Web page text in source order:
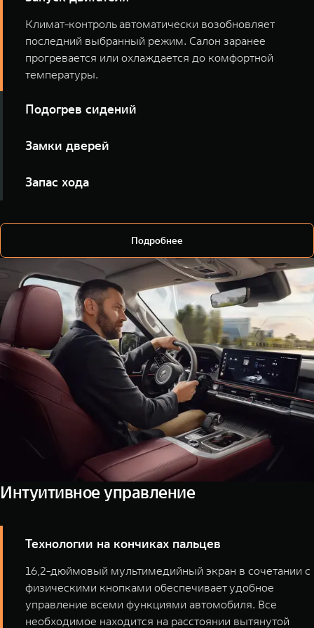
Климат-контроль автоматически возобновляет
последний выбранный режим. Салон заранее
прогревается или охлаждается до комфортной
температуры.
Подогрев сидений
мест голосом, ещё до выхода из дома.
Замки дверей
удалённо, не открывая приложение.
Запас хода
дальность поездки.
Подробнее
Интуитивное управление
Технологии на кончиках пальцев
16,2-дюймовый мультимедийный экран в сочетании с
физическими кнопками обеспечивает удобное
управление всеми функциями автомобиля. Все
необходимое находится на расстоянии вытянутой